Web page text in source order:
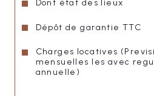
Dont état des lieux
Dépôt de garantie TTC
Charges locatives
mensuelles les avec
annuelle)